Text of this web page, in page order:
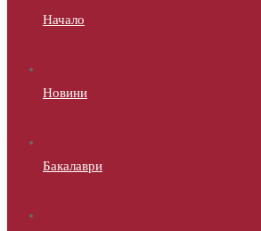
Начало
Новини
Бакалаври